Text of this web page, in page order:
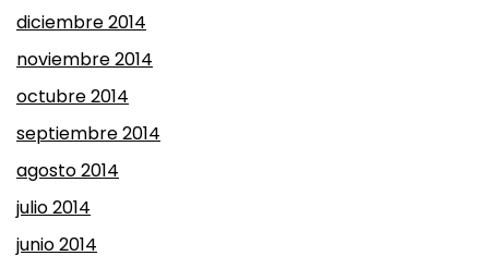
diciembre 2014
noviembre 2014
octubre 2014
septiembre 2014
agosto 2014
julio 2014
junio 2014